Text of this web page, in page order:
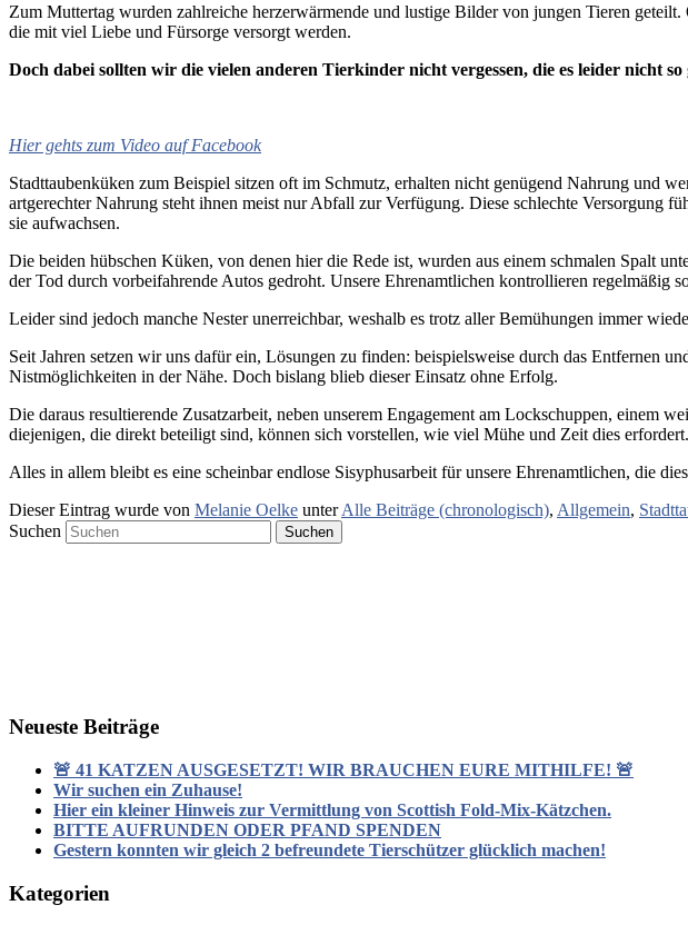
Zum Muttertag wurden zahlreiche herzerwärmende und lustige Bilder von jungen Tieren
die mit viel Liebe und Fürsorge versorgt werden.
Doch dabei sollten wir die vielen anderen Tierkinder nicht vergessen, die es leider nicht so
Hier gehts zum Video auf Facebook
Stadttaubenküken zum Beispiel sitzen oft im Schmutz, erhalten nicht genügend Nahrung und
artgerechter Nahrung steht ihnen meist nur Abfall zur Verfügung. Diese schlechte Versorgung
sie aufwachsen.
Die beiden hübschen Küken, von denen hier die Rede ist, wurden aus einem schmalen Spalt
der Tod durch vorbeifahrende Autos gedroht. Unsere Ehrenamtlichen kontrollieren regelmäßig
Leider sind jedoch manche Nester unerreichbar, weshalb es trotz aller Bemühungen immer
Seit Jahren setzen wir uns dafür ein, Lösungen zu finden: beispielsweise durch das Entfernen
Nistmöglichkeiten in der Nähe. Doch bislang blieb dieser Einsatz ohne Erfolg.
Die daraus resultierende Zusatzarbeit, neben unserem Engagement am Lockschuppen, einem
diejenigen, die direkt beteiligt sind, können sich vorstellen, wie viel Mühe und Zeit dies erfordert.
Alles in allem bleibt es eine scheinbar endlose Sisyphusarbeit für unsere Ehrenamtlichen, die
Dieser Eintrag wurde von Melanie Oelke unterAlle Beiträge (chronologisch), Allgemein,
Suchen
Neueste Beiträge
🚨 41 KATZEN AUSGESETZT! WIR BRAUCHEN EURE MITHILFE! 🚨
Wir suchen ein Zuhause!
Hier ein kleiner Hinweis zur Vermittlung von Scottish Fold-Mix-Kätzchen.
BITTE AUFRUNDEN ODER PFAND SPENDEN
Gestern konnten wir gleich 2 befreundete Tierschützer glücklich machen!
Kategorien